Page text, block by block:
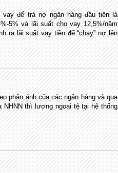
để trả nợ ngân hàng đầu tiên là
5% và lãi suất cho vay 12,5%/năm
ra lãi suất vay tiền để “chạy” nợ lên
phản ánh của các ngân hàng và qua
NHNN thì lượng ngoại tệ tại hệ thống